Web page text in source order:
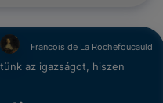
Francois de La Rochefoucauld
az igazságot, hiszen